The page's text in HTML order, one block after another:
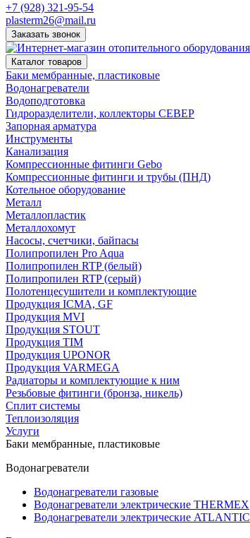
+7 (928) 321-95-54
plasterm26@mail.ru
Заказать звонок
Каталог товаров
Баки мембранные, пластиковые
Водонагреватели
Водоподготовка
Гидроразделители, коллекторы СЕВЕР
Запорная арматура
Инструменты
Канализация
Компрессионные фитинги Gebo
Компрессионные фитинги и трубы (ПНД)
Котельное оборудование
Металл
Металлопластик
Металлохомут
Насосы, счетчики, байпасы
Полипропилен Pro Aqua
Полипропилен RTP (белый)
Полипропилен RTP (серый)
Полотенцесушители и комплектующие
Продукция ICMA, GF
Продукция MVI
Продукция STOUT
Продукция TIM
Продукция UPONOR
Продукция VARMEGA
Радиаторы и комплектующие к ним
Резьбовые фитинги (бронза, никель)
Сплит системы
Теплоизоляция
Услуги
Баки мембранные, пластиковые
Водонагреватели
Водонагреватели газовые
Водонагреватели электрические THERMEX
Водонагреватели электрические ATLANTIC